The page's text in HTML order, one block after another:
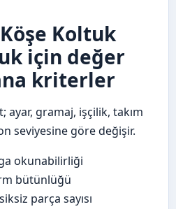
Koltuk
için değer
kriterler
ayar, gramaj, işçilik, takım
seviyesine göre değişir.
okunabilirliği
bütünlüğü
parça sayısı